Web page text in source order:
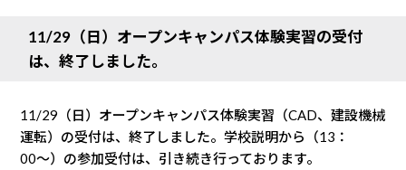
11/29（日）オープンキャンパス体験実習の受付
は、終了しました。
11/29（日）オープンキャンパス体験実習（CAD、建設機械
運転）の受付は、終了しました。学校説明から（13：
00〜）の参加受付は、引き続き行っております。